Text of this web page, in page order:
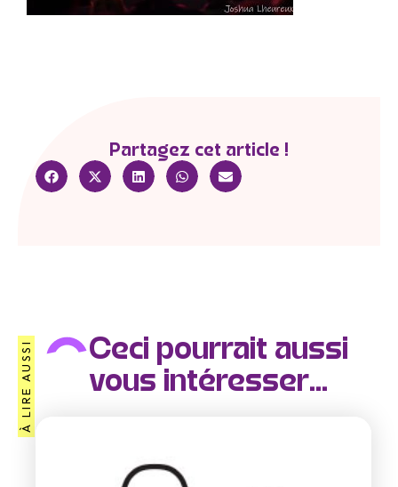
Partagez cet article !
À LIRE AUSSI
Ceci pourrait aussi
vous intéresser...